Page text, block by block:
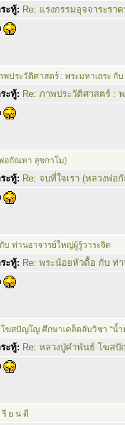
ะทู้: Re: แรงกรรมอุจจาระรา
พประวัติศาสตร์ : พระมหาเถระ กั
ะทู้: Re: ภาพประวัติศาสตร์ :
อกัณหา สุขกาโม)
ะทู้: Re: จบที่ใจเรา (หลวงพ่
บ ท่านอาจารย์ใหญ่ผู้รู้วาระจิต
ะทู้: Re: พระน้อยหัวดื้อ กับ ท่
ฆสปัญโญ ศึกษาเคล็ดลับวิชา “น้ำ
ะทู้: Re: หลวงปู่คำพันธ์ โฆส
รี ย น ดี